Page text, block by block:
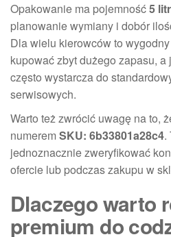
Opakowanie ma pojemność5
planowanie wymiany i dobór
Dla wielu kierowców to
kupować zbyt dużego zapasu,
często wystarcza do
serwisowych.
Warto też zwrócić uwagę na to,
numerem SKU: 6b33801a28c4.
jednoznacznie zweryfikować
ofercie lub podczas zakupu w
Dlaczego warto
premium do